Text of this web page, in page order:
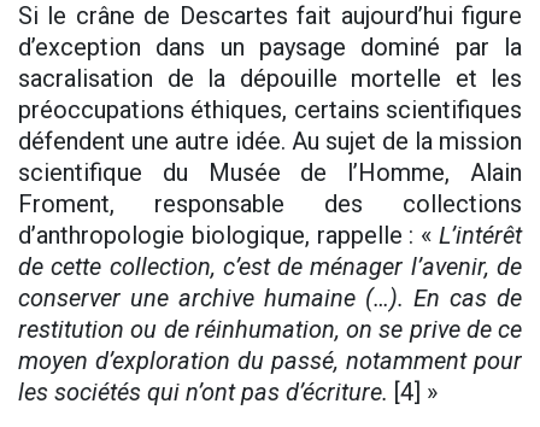
Si le crâne de Descartes fait aujourd’hui figure
d’exception dans un paysage dominé par la
sacralisation de la dépouille mortelle et les
préoccupations éthiques, certains scientifiques
défendent une autre idée. Au sujet de la mission
scientifique du Musée de l’Homme, Alain
Froment, responsable des collections
d’anthropologie biologique, rappelle : « L’intérêt
de cette collection, c’est de ménager l’avenir, de
conserver une archive humaine (…). En cas de
restitution ou de réinhumation, on se prive de ce
moyen d’exploration du passé, notamment pour
les sociétés qui n’ont pas d’écriture. [4] »